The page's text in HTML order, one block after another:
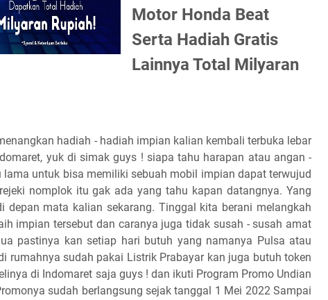
Motor Honda Beat
Serta Hadiah Gratis
Lainnya Total Milyaran
hadiah - hadiah impian kalian kembali terbuka lebar
yuk di simak guys ! siapa tahu harapan atau angan -
untuk bisa memiliki sebuah mobil impian dapat terwujud
nomplok itu gak ada yang tahu kapan datangnya. Yang
depan mata kalian sekarang. Tinggal kita berani melangkah
impian tersebut dan caranya juga tidak susah - susah amat
pastinya kan setiap hari butuh yang namanya Pulsa atau
rumahnya sudah pakai Listrik Prabayar kan juga butuh token
di Indomaret saja guys ! dan ikuti Program Promo Undian
sudah berlangsung sejak tanggal 1 Mei 2022 Sampai